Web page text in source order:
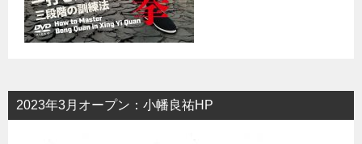
2023年3月オープン：小幡良祐HP